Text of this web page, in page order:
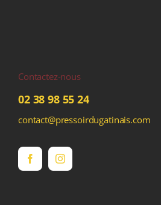
Contactez-nous
02 38 98 55 24
contact@pressoirdugatinais.com